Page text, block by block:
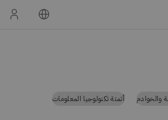
والخوادم أتمتة تكنولوجيا المعلومات